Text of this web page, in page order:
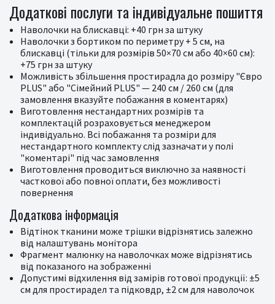
Додаткові послуги та індивідуальне пошиття
Наволочки на блискавці: +40 грн за штуку
Наволочки з бортиком по периметру + 5 см, на
блискавці (тільки для розмірів 50×70 см або 40×60 см):
+75 грн за штуку
Можливість збільшення простирадла до розміру "Євро
PLUS" або "Сімейний PLUS" — 240 см / 260 см (для
замовлення вказуйте побажання в коментарях)
Виготовлення нестандартних розмірів та
комплектацій розраховується менеджером
індивідуально. Всі побажання та розміри для
нестандартного комплекту слід зазначати у полі
"коментарі" під час замовлення
Виготовлення проводиться виключно за наявності
часткової або повної оплати, без можливості
повернення
Додаткова інформація
Відтінок тканини може трішки відрізнятись залежно
від налаштувань монітора
Фрагмент малюнку на наволочках може відрізнятись
від показаного на зображенні
Допустимі відхилення від замірів готової продукції: ±5
см для простирадел та підковдр, ±2 см для наволочок